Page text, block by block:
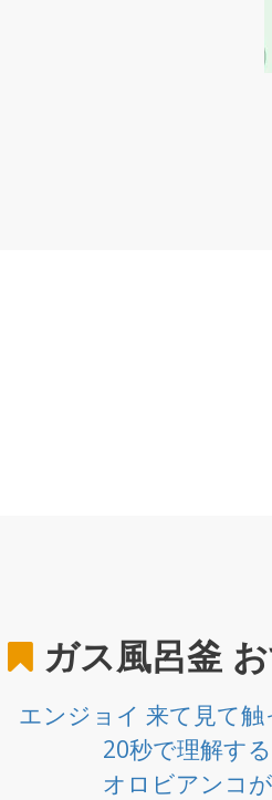
ガス風呂釜
エンジョイ 来て見て
20秒で理解す
オロビアンコ